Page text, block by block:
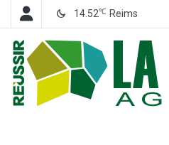
14.52℃ Reims